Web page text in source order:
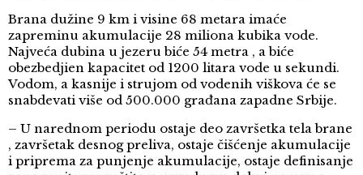
Brana dužine 9 km i visine 68 metara imaće
zapreminu akumulacije 28 miliona kubika vode.
Najveća dubina u jezeru biće 54 metra , a biće
obezbedjien kapacitet od 1200 litara vode u sekundi.
Vodom, a kasnije i strujom od vodenih viškova će se
snabdevati više od 500.000 građana zapadne Srbije.
– U narednom periodu ostaje deo završetka tela brane
, završetak desnog preliva, ostaje čišćenje akumulacije
i priprema za punjenje akumulacije, ostaje definisanje